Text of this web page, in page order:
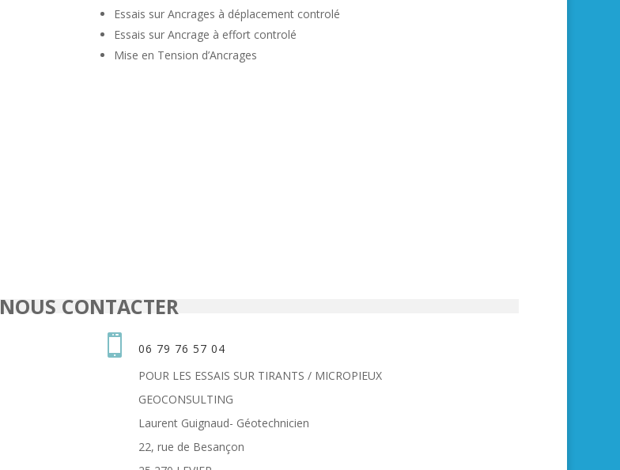
Essais sur Ancrages à déplacement controlé
Essais sur Ancrage à effort controlé
Mise en Tension d’Ancrages
NOUS CONTACTER

06 79 76 57 04
POUR LES ESSAIS SUR TIRANTS / MICROPIEUX
GEOCONSULTING
Laurent Guignaud- Géotechnicien
22, rue de Besançon